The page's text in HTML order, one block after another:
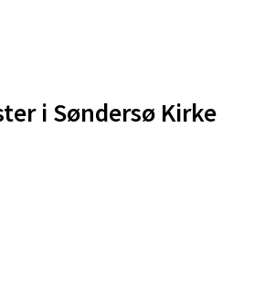
i Søndersø Kirke